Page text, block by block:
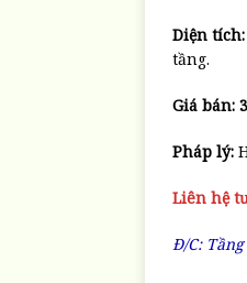
Diện tích:
tầng.
Giá bán:
Pháp lý:
Liên hệ
Đ/C: